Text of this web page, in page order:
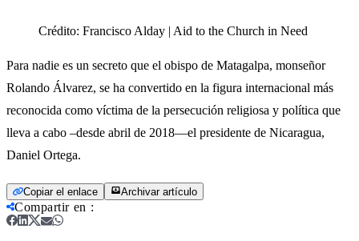
Crédito: Francisco Alday | Aid to the Church in Need
Para nadie es un secreto que el obispo de Matagalpa, monseñor
Rolando Álvarez, se ha convertido en la figura internacional más
reconocida como víctima de la persecución religiosa y política que
lleva a cabo –desde abril de 2018—el presidente de Nicaragua,
Daniel Ortega.
Copiar el enlace Archivar artículo
Compartir en :